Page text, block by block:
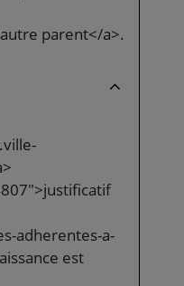
parent</a>.
adherentes-a-
est